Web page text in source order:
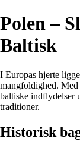
Polen –
Baltisk
I Europas hjerte
mangfoldighed.
baltiske indflydelser
traditioner.
Historisk